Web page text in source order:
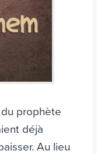
du prophète
déjà
Au lieu